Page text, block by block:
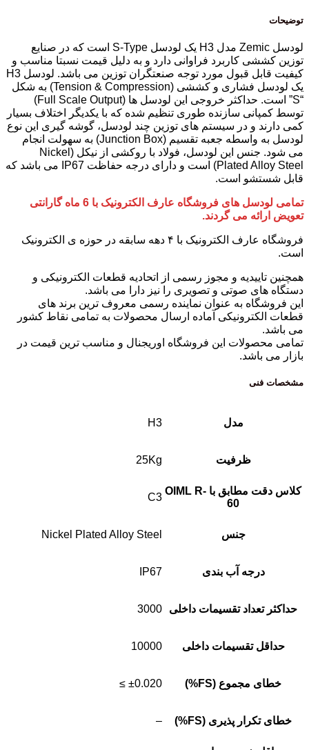
توضیحات
لودسل Zemic مدل H3 یک لودسل S-Type است که در صنایع
توزین کششی کاربرد فراوانی دارد و به دلیل قیمت نسبتا مناسب و
کیفیت قابل قبول مورد توجه صنعتگران توزین می باشد. لودسل H3
یک لودسل فشاری و کششی (Tension & Compression) به شکل
“S” است. حداکثر خروجی این لودسل ها (Full Scale Output)
توسط کمپانی سازنده طوری تنظیم شده که با یکدیگر اختلاف بسیار
کمی دارند و در سیستم های توزین چند لودسل، گوشه گیری این نوع
لودسل به واسطه جعبه تقسیم (Junction Box) به سهولت انجام
می شود. جنس این لودسل، فولاد با روکشی از نیکل (Nickel
Plated Alloy Steel) است و دارای درجه حفاظت
IP67
می باشد که
قابل شستشو است.
تمامی لودسل های فروشگاه عارف الکترونیک با 6 ماه گارانتی
تعویض ارائه می گردند.
فروشگاه عارف الکترونیک با ۴ دهه سابقه در حوزه ی الکترونیک
است.
همچنین تاییدیه و مجوز رسمی از اتحادیه قطعات الکترونیکی و
دستگاه های صوتی و تصویری را نیز دارا می باشد.
این فروشگاه به عنوان نماینده رسمی معروف ترین برند های
قطعات الکترونیکی آماده ارسال محصولات به تمامی نقاط کشور
می باشد.
تمامی محصولات این فروشگاه اوریجنال و مناسب ترین قیمت در
بازار می باشد.
مشخصات فنی
مدل H3
ظرفیت 25Kg
کلاس دقت مطابق با OIML R-
60
C3
جنس Nickel Plated Alloy Steel
درجه آب بندی IP67
حداکثر تعداد تقسیمات داخلی 3000
حداقل تقسیمات داخلی 10000
خطای مجموع (FS%) ±0.020 ≥
خطای تکرار پذیری (FS%) –